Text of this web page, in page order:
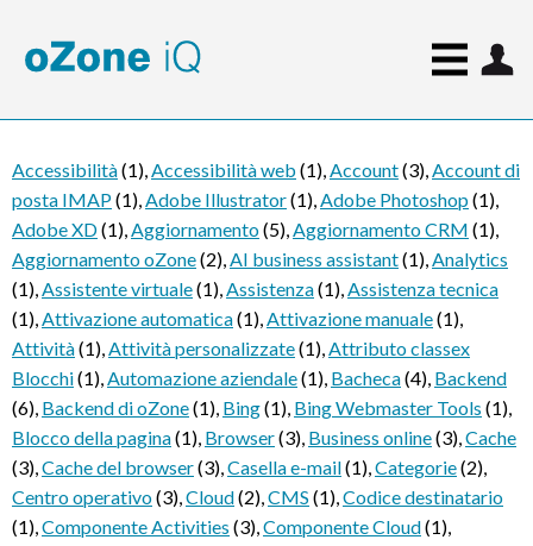
Accessibilità(1),Accessibilità web (1),Account(3),Account di
posta IMAP(1),Adobe Illustrator(1),Adobe Photoshop(1),
Adobe XD(1),Aggiornamento(5),Aggiornamento CRM (1),
Aggiornamento oZone(2),AI business assistant(1),Analytics
(1),Assistente virtuale(1),Assistenza(1),Assistenza tecnica
(1),Attivazione automatica(1),Attivazione manuale(1),
Attività(1),Attività personalizzate(1),Attributo classex
Blocchi(1),Automazione aziendale(1), Bacheca(4), Backend
(6), Backend di oZone(1), Bing(1), Bing Webmaster Tools (1),
Blocco della pagina(1), Browser(3), Business online(3),Cache
(3),Cache del browser(3),Casella e-mail(1),Categorie(2),
Centro operativo(3),Cloud(2),CMS (1),Codice destinatario
(1),Componente Activities (3),Componente Cloud(1),